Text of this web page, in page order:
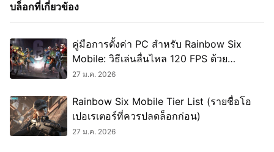
บล็อกที่เกี่ยวข้อง
คู่มือการตั้งค่า PC สำหรับ Rainbow Six
Mobile: วิธีเล่นลื่นไหล 120 FPS ด้วย
MuMuPlayer
27 ม.ค. 2026
Rainbow Six Mobile Tier List (รายชื่อโอ
เปอเรเตอร์ที่ควรปลดล็อกก่อน)
27 ม.ค. 2026